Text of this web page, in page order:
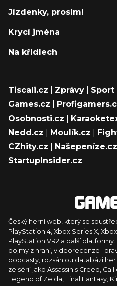
Jízdenky, prosím!
Krycí jména
Na křídlech
Tiscali.cz Zprávy Sport
Games.cz
Osobnosti.cz
Nedd.cz
Moulík.cz
CZhity.cz
Našepeníze.cz
StartupInsider.cz
Český herní web, který se
PlayStation 4, Xbox Series X,
PlayStation VR2 a další
dojmy z hraní, videorecenze i
podcasty, rozsáhlou databázi
ze sérií jako Assassin's Creed,
Legend of Zelda, Final Fantasy,